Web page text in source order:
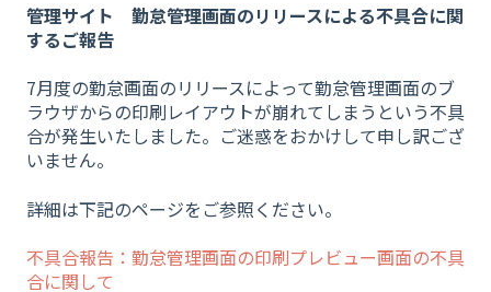
管理サイト 勤怠管理画面のリリースによる不具合に関
するご報告
7月度の勤怠画面のリリースによって勤怠管理画面のブ
ラウザからの印刷レイアウトが崩れてしまうという不具
合が発生いたしました。ご迷惑をおかけして申し訳ござ
いません。
詳細は下記のページをご参照ください。
不具合報告：勤怠管理画面の印刷プレビュー画面の不具
合に関して